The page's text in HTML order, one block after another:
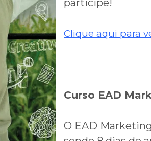
participe!
Clique aqui para
Curso EAD
O EAD